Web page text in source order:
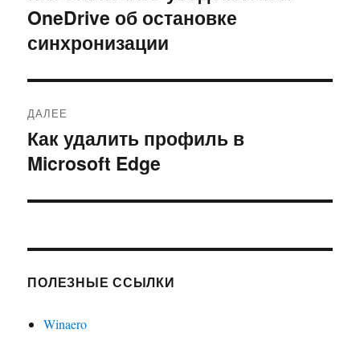
записям
запись:
OneDrive об остановке
синхронизации
ДАЛЕЕ
Следующая
запись:
Как удалить профиль в
Microsoft Edge
ПОЛЕЗНЫЕ ССЫЛКИ
Winaero